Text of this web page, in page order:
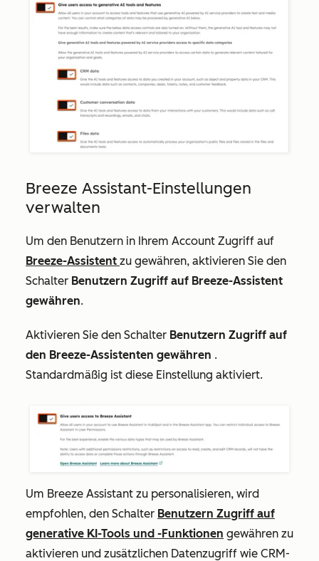
Breeze Assistant-Einstellungen
verwalten
Um den Benutzern in Ihrem Account Zugriff auf
Breeze-Assistent zu gewähren, aktivieren Sie den
Schalter Benutzern Zugriff auf Breeze-Assistent
gewähren.
Aktivieren Sie den Schalter Benutzern Zugriff auf
den Breeze-Assistenten gewähren .
Standardmäßig ist diese Einstellung aktiviert.
Um Breeze Assistant zu personalisieren, wird
empfohlen, den Schalter Benutzern Zugriff auf
generative KI-Tools und -Funktionen gewähren zu
aktivieren und zusätzlichen Datenzugriff wie CRM-